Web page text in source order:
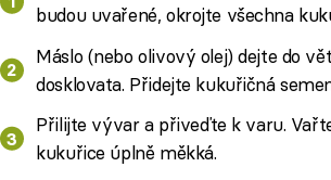
budou uvařené, okrojte všechna
Máslo (nebo olivový olej) dejte do
dosklovata. Přidejte kukuřičná
Přilijte vývar a přiveďte k varu.
kukuřice úplně měkká.